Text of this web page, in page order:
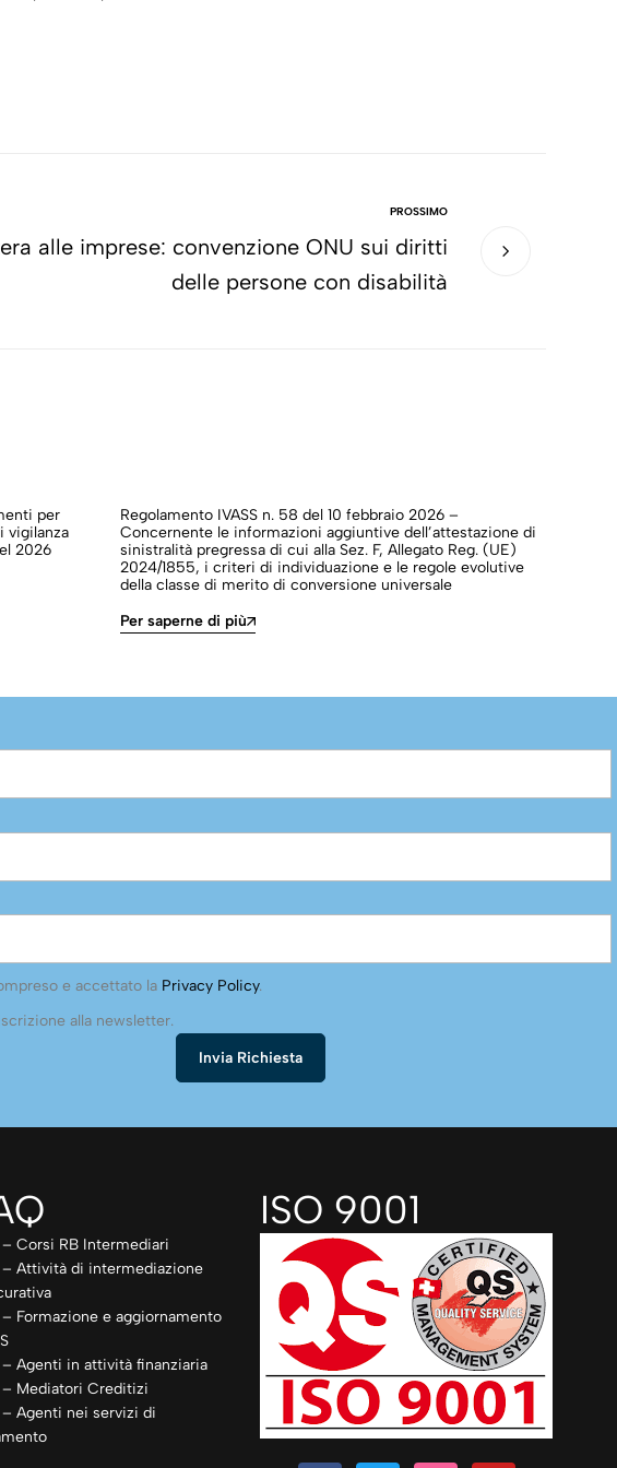
PROSSIMO
alle imprese: convenzione ONU sui diritti
delle persone con disabilità
per
vigilanza
2026
Regolamento IVASS n. 58 del 10 febbraio 2026 –
Concernente le informazioni aggiuntive dell’attestazione di
sinistralità pregressa di cui alla Sez. F, Allegato Reg. (UE)
2024/1855, i criteri di individuazione e le regole evolutive
della classe di merito di conversione universale
Per saperne di più
e accettato la Privacy Policy.
alla newsletter.
– Corsi RB Intermediari
– Attività di intermediazione
– Formazione e aggiornamento
– Agenti in attività finanziaria
– Mediatori Creditizi
– Agenti nei servizi di
ISO 9001